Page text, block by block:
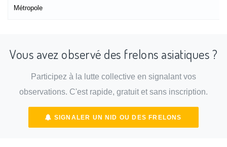
Métropole
Vous avez observé des frelons asiatiques ?
Participez à la lutte collective en signalant vos
observations. C'est rapide, gratuit et sans inscription.
SIGNALER UN NID OU DES FRELONS